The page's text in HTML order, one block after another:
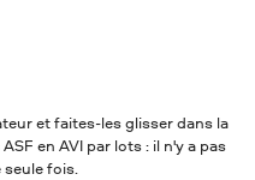
et faites-les glisser dans la
en AVI par lots : il n'y a pas
fois.